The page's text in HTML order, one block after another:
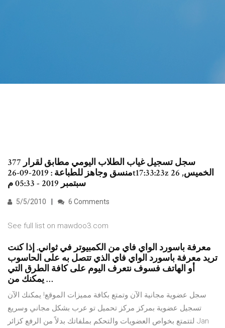
سجل تسجيل غياب الطلاب اليومي مطابق لقرار 377
منسق وجاهز للطباعة : 2019-09-26t17:33:23z الخميس, 26
سبتمبر 2019 - 05:33 م
5/5/2010 6 Comments
See full list on mawdoo3.com
معرفة باسورد الواي فاي من الكمبيوتر في ثواني. إذا كنت
تريد معرفة باسورد الواي فاي الذي تتصل به على الحاسوب
أو الهاتف فسوف نتعرف اليوم على كافة الطرق التي
يمكنك من …
سجل عضوية مجانية الآن وتمتع بكافة مميزات الموقع! يمكنك الآن
تسجيل عضوية بمركز مركز تحميل تو عرب بشكل مجاني وسريع
لتتمتع بخواص العضويات والتحكم بملفاتك بدلاً من الرفع كزائر Jan